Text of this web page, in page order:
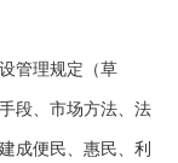
管理规定（草
段、市场方法、法
成便民、惠民、利